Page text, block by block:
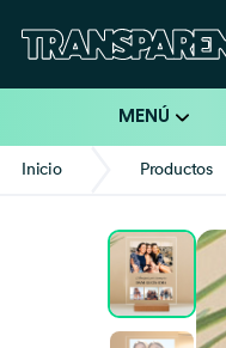
MENÚ
Inicio Productos